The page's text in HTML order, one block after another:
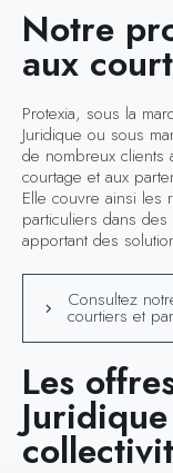
Notre
aux
Protexia, sous la
Juridique ou sous
de nombreux clients
courtage et aux
Elle couvre ainsi les
particuliers dans des
apportant des
Consultez
courtiers et
Les